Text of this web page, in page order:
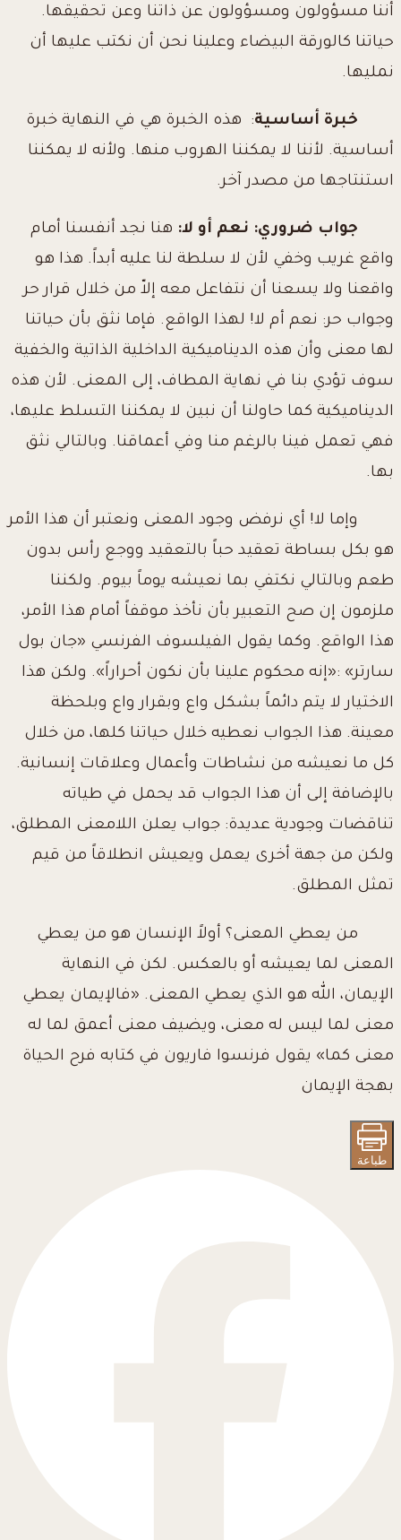
أننا مسؤولون ومسؤولون عن ذاتنا وعن تحقيقها.
حياتنا كالورقة البيضاء وعلينا نحن أن نكتب عليها أن
نمليها.
خبرة أساسية: هذه الخبرة هي في النهاية خبرة
أساسية. لأننا لا يمكننا الهروب منها. ولأنه لا يمكننا
استنتاجها من مصدر آخر.
جواب ضروري: نعم أو لا: هنا نجد أنفسنا أمام
واقع غريب وخفي لأن لا سلطة لنا عليه أبداً. هذا هو
واقعنا ولا يسعنا أن نتفاعل معه إلاّ من خلال قرار حر
وجواب حر: نعم أم لا! لهذا الواقع. فإما نثق بأن حياتنا
لها معنى وأن هذه الديناميكية الداخلية الذاتية والخفية
سوف تؤدي بنا في نهاية المطاف، إلى المعنى. لأن هذه
الديناميكية كما حاولنا أن نبين لا يمكننا التسلط عليها،
فهي تعمل فينا بالرغم منا وفي أعماقنا. وبالتالي نثق
بها.
وإما لا! أي نرفض وجود المعنى ونعتبر أن هذا الأمر
هو بكل بساطة تعقيد حباً بالتعقيد ووجع رأس بدون
طعم وبالتالي نكتفي بما نعيشه يوماً بيوم. ولكننا
ملزمون إن صح التعبير بأن نأخذ موقفاً أمام هذا الأمر،
هذا الواقع. وكما يقول الفيلسوف الفرنسي «جان بول
سارتر» :«إنه محكوم علينا بأن نكون أحراراً». ولكن هذا
الاختيار لا يتم دائماً بشكل واع وبقرار واع وبلحظة
معينة. هذا الجواب نعطيه خلال حياتنا كلها، من خلال
كل ما نعيشه من نشاطات وأعمال وعلاقات إنسانية.
بالإضافة إلى أن هذا الجواب قد يحمل في طياته
تناقضات وجودية عديدة: جواب يعلن اللامعنى المطلق،
ولكن من جهة أخرى يعمل ويعيش انطلاقاً من قيم
تمثل المطلق.
من يعطي المعنى؟ أولاً الإنسان هو من يعطي
المعنى لما يعيشه أو بالعكس. لكن في النهاية
الإيمان، الله هو الذي يعطي المعنى. «فالإيمان يعطي
معنى لما ليس له معنى، ويضيف معنى أعمق لما له
معنى كما» يقول فرنسوا فاريون في كتابه فرح الحياة
بهجة الإيمان
طباعة